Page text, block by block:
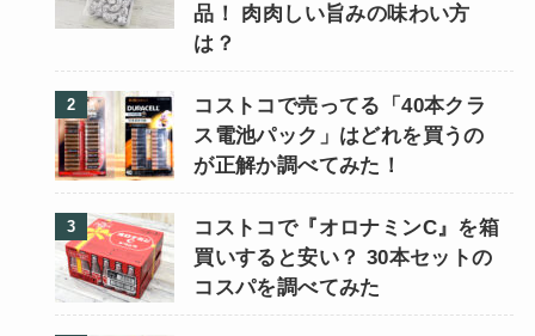
品！ 肉肉しい旨みの味わい方
は？
コストコで売ってる「40本クラ
ス電池パック」はどれを買うの
が正解か調べてみた！
コストコで『オロナミンC』を箱
買いすると安い？ 30本セットの
コスパを調べてみた